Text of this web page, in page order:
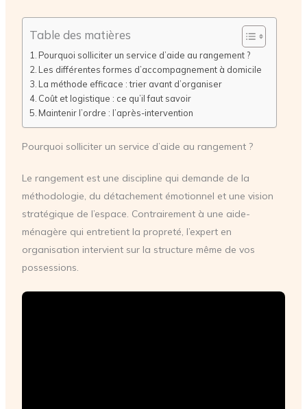
Table des matières
Pourquoi solliciter un service d’aide au rangement ?
Les différentes formes d’accompagnement à domicile
La méthode efficace : trier avant d’organiser
Coût et logistique : ce qu’il faut savoir
Maintenir l’ordre : l’après-intervention
Pourquoi solliciter un service d’aide au rangement ?
Le rangement est une discipline qui demande de la
méthodologie, du détachement émotionnel et une vision
stratégique de l’espace. Contrairement à une aide-
ménagère qui entretient la propreté, l’expert en
organisation intervient sur la structure même de vos
possessions.